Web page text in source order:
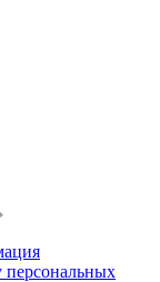
персональных